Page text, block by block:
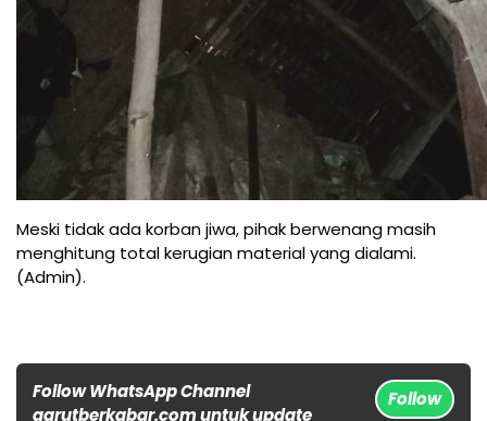
Meski tidak ada korban jiwa, pihak berwenang masih
menghitung total kerugian material yang dialami.
(Admin).
Follow WhatsApp Channel
garutberkabar.com untuk update
Follow